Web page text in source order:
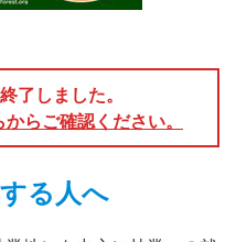
了しました。
らご確認ください。
る人へ